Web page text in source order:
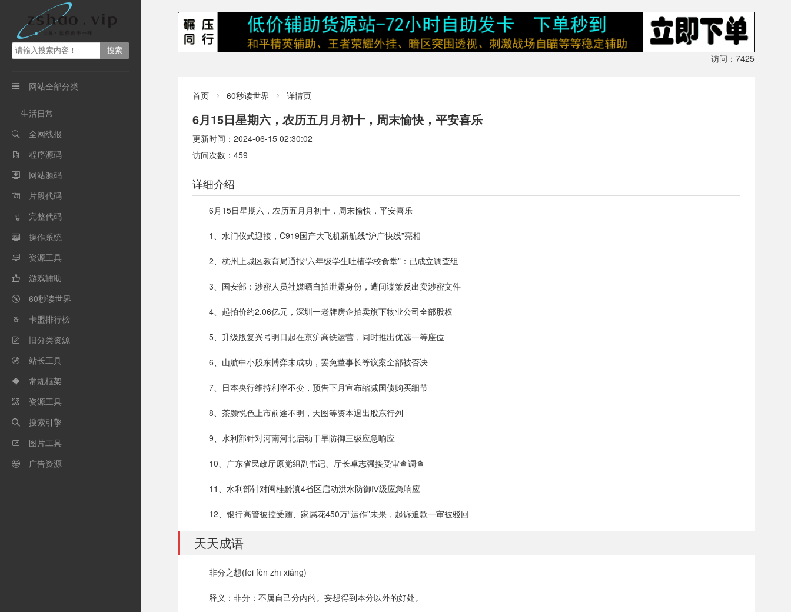
 网站全部分类
生活日常
 全网线报
 程序源码
 网站源码
 片段代码
 完整代码
 操作系统
 资源工具
 游戏辅助
 60秒读世界
 卡盟排行榜
 旧分类资源
 站长工具
 常规框架
 资源工具
 搜索引擎
 图片工具
 广告资源
访问：7425
首页  60秒读世界  详情页
6月15日星期六，农历五月月初十，周末愉快，平安喜乐
更新时间：2024-06-15 02:30:02
访问次数：459
详细介绍
6月15日星期六，农历五月月初十，周末愉快，平安喜乐
1、水门仪式迎接，C919国产大飞机新航线“沪广快线”亮相
2、杭州上城区教育局通报“六年级学生吐槽学校食堂”：已成立调查组
3、国安部：涉密人员社媒晒自拍泄露身份，遭间谍策反出卖涉密文件
4、起拍价约2.06亿元，深圳一老牌房企拍卖旗下物业公司全部股权
5、升级版复兴号明日起在京沪高铁运营，同时推出优选一等座位
6、山航中小股东博弈未成功，罢免董事长等议案全部被否决
7、日本央行维持利率不变，预告下月宣布缩减国债购买细节
8、茶颜悦色上市前途不明，天图等资本退出股东行列
9、水利部针对河南河北启动干旱防御三级应急响应
10、广东省民政厅原党组副书记、厅长卓志强接受审查调查
11、水利部针对闽桂黔滇4省区启动洪水防御Ⅳ级应急响应
12、银行高管被控受贿、家属花450万“运作”未果，起诉追款一审被驳回
天天成语
非分之想(fēi fèn zhī xiǎng)
释义：非分：不属自己分内的。妄想得到本分以外的好处。